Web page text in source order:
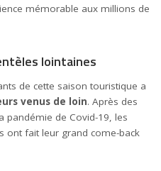
mémorable aux millions de
lointaines
de cette saison touristique a
venus de loin. Après des
pandémie de Covid-19, les
ont fait leur grand come-back